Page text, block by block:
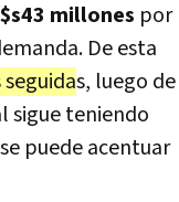
millones por
De esta
s, luego de
sigue teniendo
puede acentuar